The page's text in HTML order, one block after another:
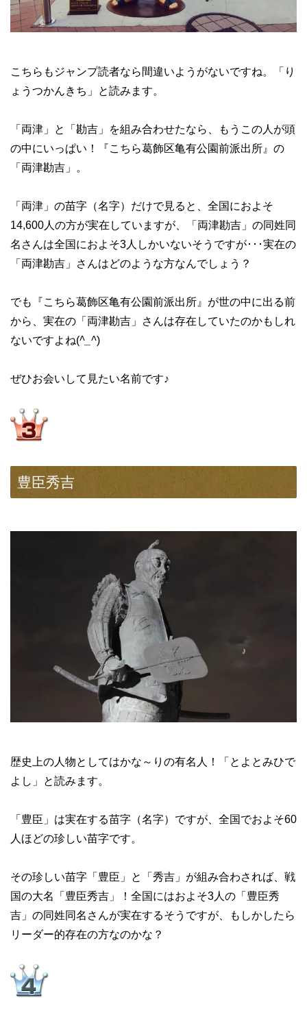
こちらもジャンプ読者なら間違いようがないですね。「り
ょうつかんきち」と読みます。
「両津」と「勘吉」を組み合わせたなら、もうこの人が頭
の中にいっぱい！『こちら葛飾区亀有公園前派出所』の
「両津勘吉」。
「両津」の苗字（名字）だけで見ると、全国におよそ
14,600人の方が実在していますが、「両津勘吉」の同姓同
名さんは全国におよそ3人しかいないそうですが･･･実在の
「両津勘吉」さんはどのような方なんでしょう？
でも『こちら葛飾区亀有公園前派出所』が世の中に出る前
から、実在の「両津勘吉」さんは存在していたのかもしれ
ないですよね(^_^)
ぜひお会いして見たい名前です♪
豊臣秀吉
歴史上の人物としてはかな～りの有名人！「とよとみひで
よし」と読みます。
「豊臣」は実在する苗字（名字）ですが、全国でおよそ60
人ほどの珍しい苗字です。
その珍しい苗字「豊臣」と「秀吉」が組み合わされば、戦
国の大名「豊臣秀吉」！全国にはおよそ3人の「豊臣秀
吉」の同姓同名さんが実在するそうですが、もしかしたら
リーダー的存在の方なのかな？